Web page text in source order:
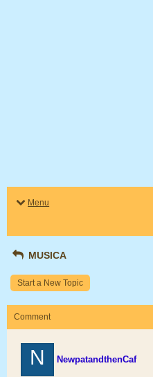
Menu
MUSICA
Start a New Topic
Comment
N NewpatandthenCaf